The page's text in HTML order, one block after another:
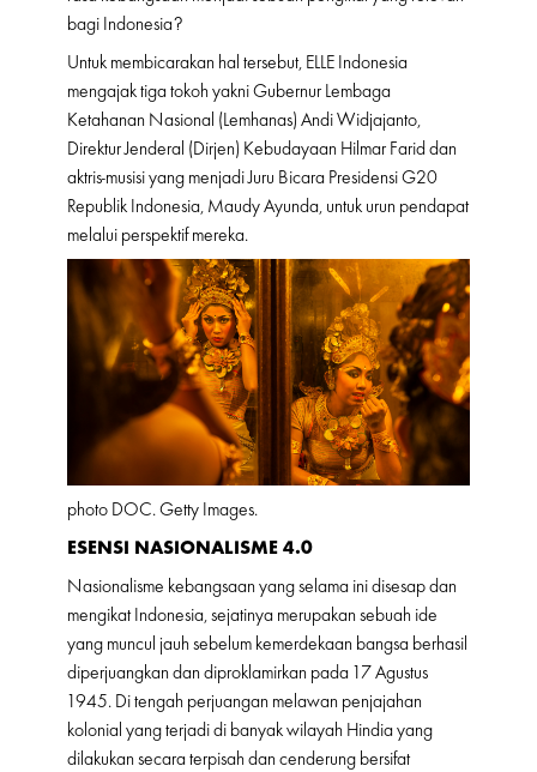
bagi Indonesia?
Untuk membicarakan hal tersebut, ELLE Indonesia
mengajak tiga tokoh yakni Gubernur Lembaga
Ketahanan Nasional (Lemhanas) Andi Widjajanto,
Direktur Jenderal (Dirjen) Kebudayaan Hilmar Farid dan
aktris-musisi yang menjadi Juru Bicara Presidensi G20
Republik Indonesia, Maudy Ayunda, untuk urun pendapat
melalui perspektif mereka.
photo DOC. Getty Images.
ESENSI NASIONALISME 4.0
Nasionalisme kebangsaan yang selama ini disesap dan
mengikat Indonesia, sejatinya merupakan sebuah ide
yang muncul jauh sebelum kemerdekaan bangsa berhasil
diperjuangkan dan diproklamirkan pada 17 Agustus
1945. Di tengah perjuangan melawan penjajahan
kolonial yang terjadi di banyak wilayah Hindia yang
dilakukan secara terpisah dan cenderung bersifat